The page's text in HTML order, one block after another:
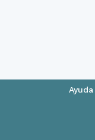
Ayuda